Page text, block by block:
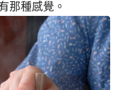
那種感覺。